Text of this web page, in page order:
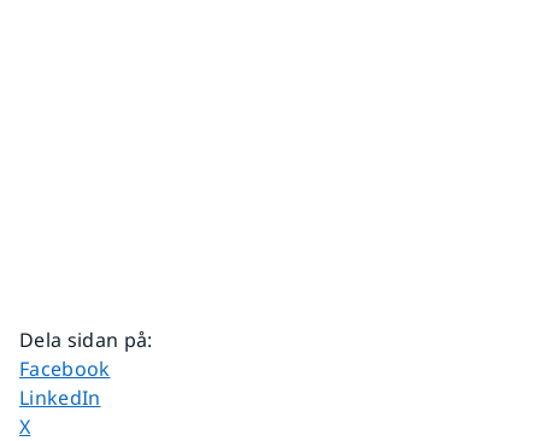
Dela sidan på:
Dela sidan på
Facebook
Dela sidan på
LinkedIn
Dela sidan på
X